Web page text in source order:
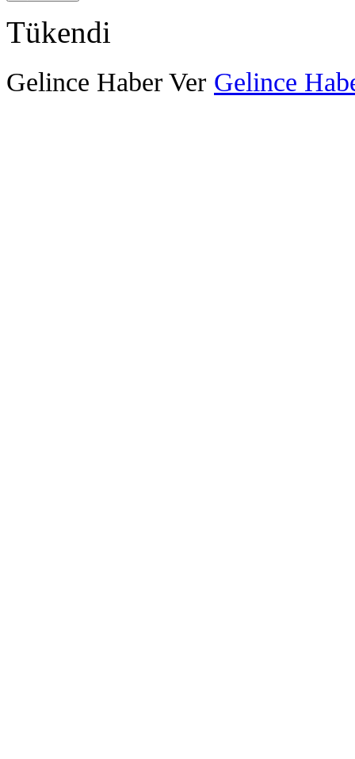
Tükendi
Gelince Haber Ver Gelince